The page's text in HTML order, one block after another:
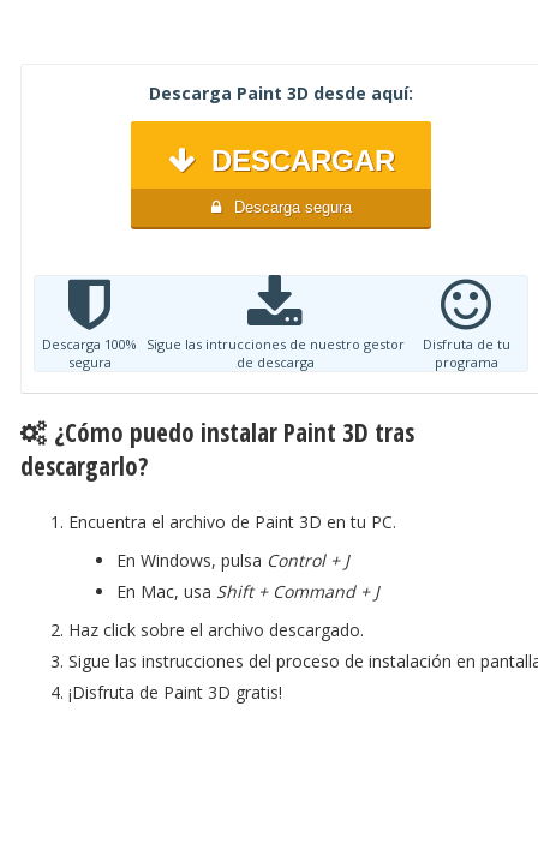
Descarga Paint 3D desde aquí:
DESCARGAR
Descarga segura
Descarga 100%
segura
Sigue las intrucciones de nuestro gestor
de descarga
Disfruta de tu
programa
¿Cómo puedo instalar Paint 3D tras
descargarlo?
Encuentra el archivo de Paint 3D en tu PC.
En Windows, pulsa Control + J
En Mac, usa Shift + Command + J
Haz click sobre el archivo descargado.
Sigue las instrucciones del proceso de instalación en
¡Disfruta de Paint 3D gratis!